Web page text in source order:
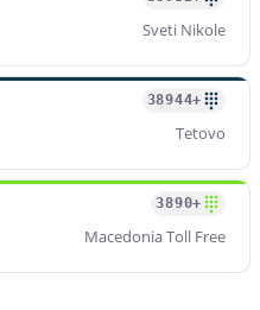
Sveti Nikole
+38944
Tetovo
+3890
Macedonia Toll Free